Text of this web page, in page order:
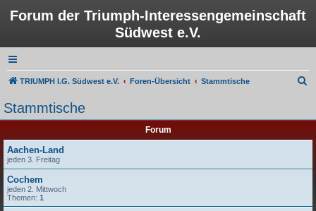
Forum der Triumph-Interessengemeinschaft
Südwest e.V.
TRIUMPH I.G. Südwest e.V. Foren-Übersicht Stammtische
Stammtische
Forum
Aachen-Land
jeden 3. Freitag
Cochem
jeden 2. Mittwoch
Themen: 1